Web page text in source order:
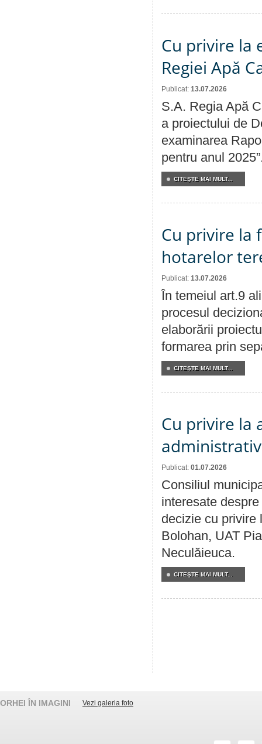
Cu privire la
Regiei Apă
Publicat: 13.07.2026
S.A. Regia Apă
a proiectului de
examinarea
pentru anul
CITEŞTE MAI MULT...
Cu privire la
hotarelor
Publicat: 13.07.2026
În temeiul art.9
procesul
elaborării
formarea prin
CITEŞTE MAI MULT...
Cu privire la
Publicat: 01.07.2026
Consiliul
interesate
decizie cu privire
Bolohan, UAT
Neculăieuca.
CITEŞTE MAI MULT...
ORHEI ÎN IMAGINI Vezi galeria foto